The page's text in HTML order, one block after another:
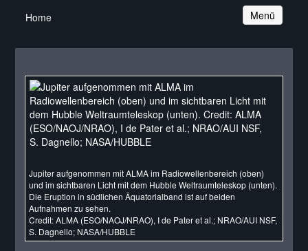
Navigation
Menü
Home
Jupiter aufgenommen mit ALMA im Radiowellenbereich (oben)
und im sichtbaren Licht mit dem Hubble Weltraumteleskop (unten).
Die Eruption in südlichen Äquatorialband ist auf beiden
Aufnahmen zu sehen.
Credit: ALMA (ESO/NAOJ/NRAO), I de Pater et al.; NRAO/AUI NSF,
S. Dagnello; NASA/HUBBLE